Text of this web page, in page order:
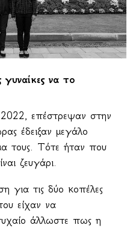
να το
επέστρεψαν στην
έδειξαν μεγάλο
τους. Τότε ήταν που
ζευγάρι.
για τις δύο κοπέλες
είχαν να
άλλωστε πως η